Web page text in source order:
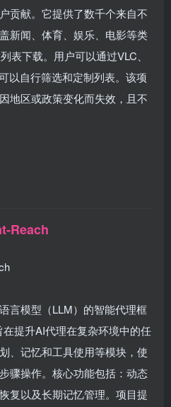
贡献。它提供了数千个来自不
新闻、体育、娱乐、电影等类
表下载。用户可以通过VLC、
以自行筛选和定制列表。该项
地区或政策变化而失效，且不
Reach
言模型（LLM）的智能代理框
在提升AI代理在复杂环境中的任
、记忆和工具使用等模块，使
骤操作。核心功能包括：动态
复以及长期记忆管理。项目提